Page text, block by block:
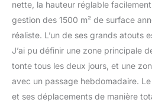
nette, la hauteur réglable
gestion des 1500 m² de surface
réaliste. L’un de ses grands atouts
J’ai pu définir une zone principale
tonte tous les deux jours, et une
avec un passage hebdomadaire.
et ses déplacements de manière